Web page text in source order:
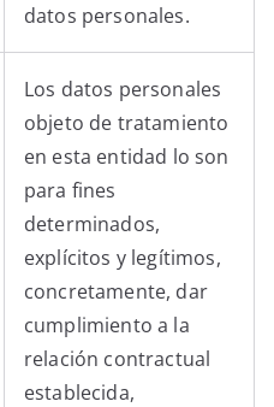
datos personales.
Los datos personales
objeto de tratamiento
en esta entidad lo son
para fines
determinados,
explícitos y legítimos,
concretamente, dar
cumplimiento a la
relación contractual
establecida,